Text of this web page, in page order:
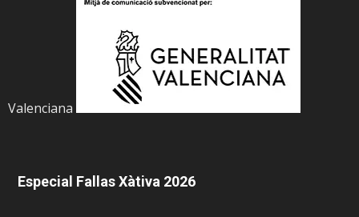
Valenciana
Especial Fallas Xàtiva 2026